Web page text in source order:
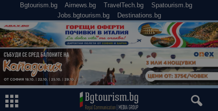
Bgtourism.bg Airnews.bg TravelTech.bg
Spatourism.bg
Jobs.bgtourism.bg
Destinations.bg